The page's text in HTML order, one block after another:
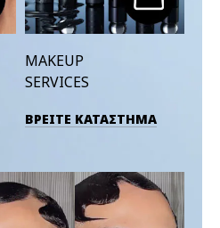
MAKEUP
SERVICES
ΒΡΕΙΤΕ ΚΑΤΑΣΤΗΜΑ